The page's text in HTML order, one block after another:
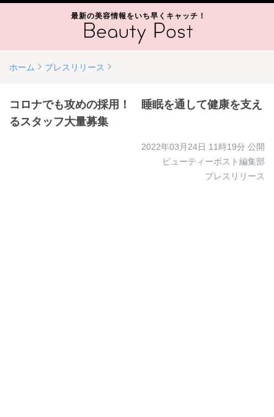
最新の美容情報をいち早くキャッチ！
ホーム プレスリリース
コロナでも攻めの採用！ 睡眠を通して健康を支え
るスタッフ大量募集
2022年03月24日 11時19分 公開
ビューティーポスト編集部
プレスリリース